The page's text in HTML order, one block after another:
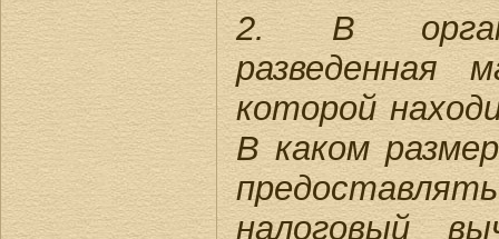
2. В
разведенная
которой
В каком
налоговый